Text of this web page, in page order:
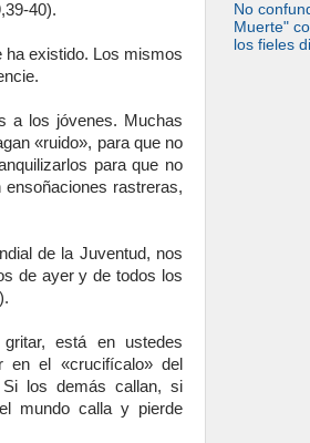
40).
ha existido. Los mismos
a los jóvenes. Muchas
«ruido», para que no
para que no
rastreras,
de la Juventud, nos
de ayer y de todos los
está en ustedes
en el «crucifícalo» del
los demás callan, si
mundo calla y pierde
No
Muerte"
los fieles